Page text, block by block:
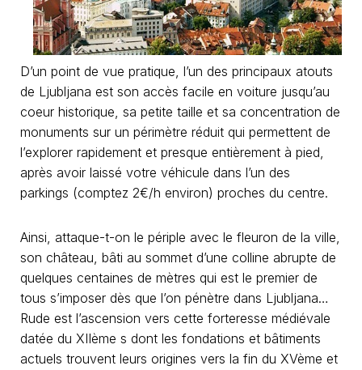
D’un point de vue pratique, l’un des principaux atouts
de Ljubljana est son accès facile en voiture jusqu’au
coeur historique, sa petite taille et sa concentration de
monuments sur un périmètre réduit qui permettent de
l’explorer rapidement et presque entièrement à pied,
après avoir laissé votre véhicule dans l’un des
parkings (comptez 2€/h environ) proches du centre.
Ainsi, attaque-t-on le périple avec le fleuron de la ville,
son château, bâti au sommet d’une colline abrupte de
quelques centaines de mètres qui est le premier de
tous s’imposer dès que l’on pénètre dans Ljubljana…
Rude est l’ascension vers cette forteresse médiévale
datée du XIIème s dont les fondations et bâtiments
actuels trouvent leurs origines vers la fin du XVème et